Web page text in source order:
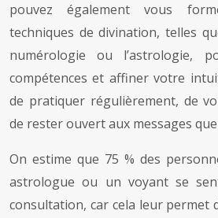
pouvez également vous
techniques de divination, telles
numérologie ou l’astrologie,
compétences et affiner votre
de pratiquer régulièrement, de
de rester ouvert aux messages
On estime que 75 % des
astrologue ou un voyant se
consultation, car cela leur permet